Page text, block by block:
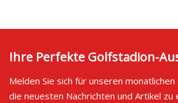
Ihre Perfekte Golfstadion-
Melden Sie sich für unseren
die neuesten Nachrichten und Artikel zu